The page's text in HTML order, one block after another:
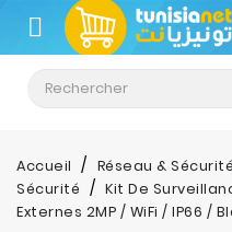
CATÉGORIE
Climatisation
Informatique
Téléphonie
Accueil Réseau & Sécurité
Sécurité
Kit De
Externes 2MP / WiFi / IP66 /